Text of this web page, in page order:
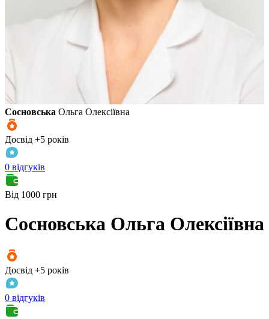
Сосновська Ольга Олексіївна
Досвід +5 років
0 відгуків
Від 1000 грн
Сосновська Ольга Олексіївна
Досвід +5 років
0 відгуків